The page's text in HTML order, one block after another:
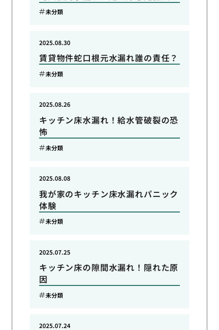
未分類
賃貸物件蛇口根元水漏れ誰の責任？
2025.08.30
未分類
キッチン床水漏れ！給水管破裂の恐
怖
2025.08.26
未分類
我が家のキッチン床水漏れパニック
体験
2025.08.08
未分類
キッチン床の隙間水漏れ！隠れた原
因
2025.07.25
未分類
2025.07.24